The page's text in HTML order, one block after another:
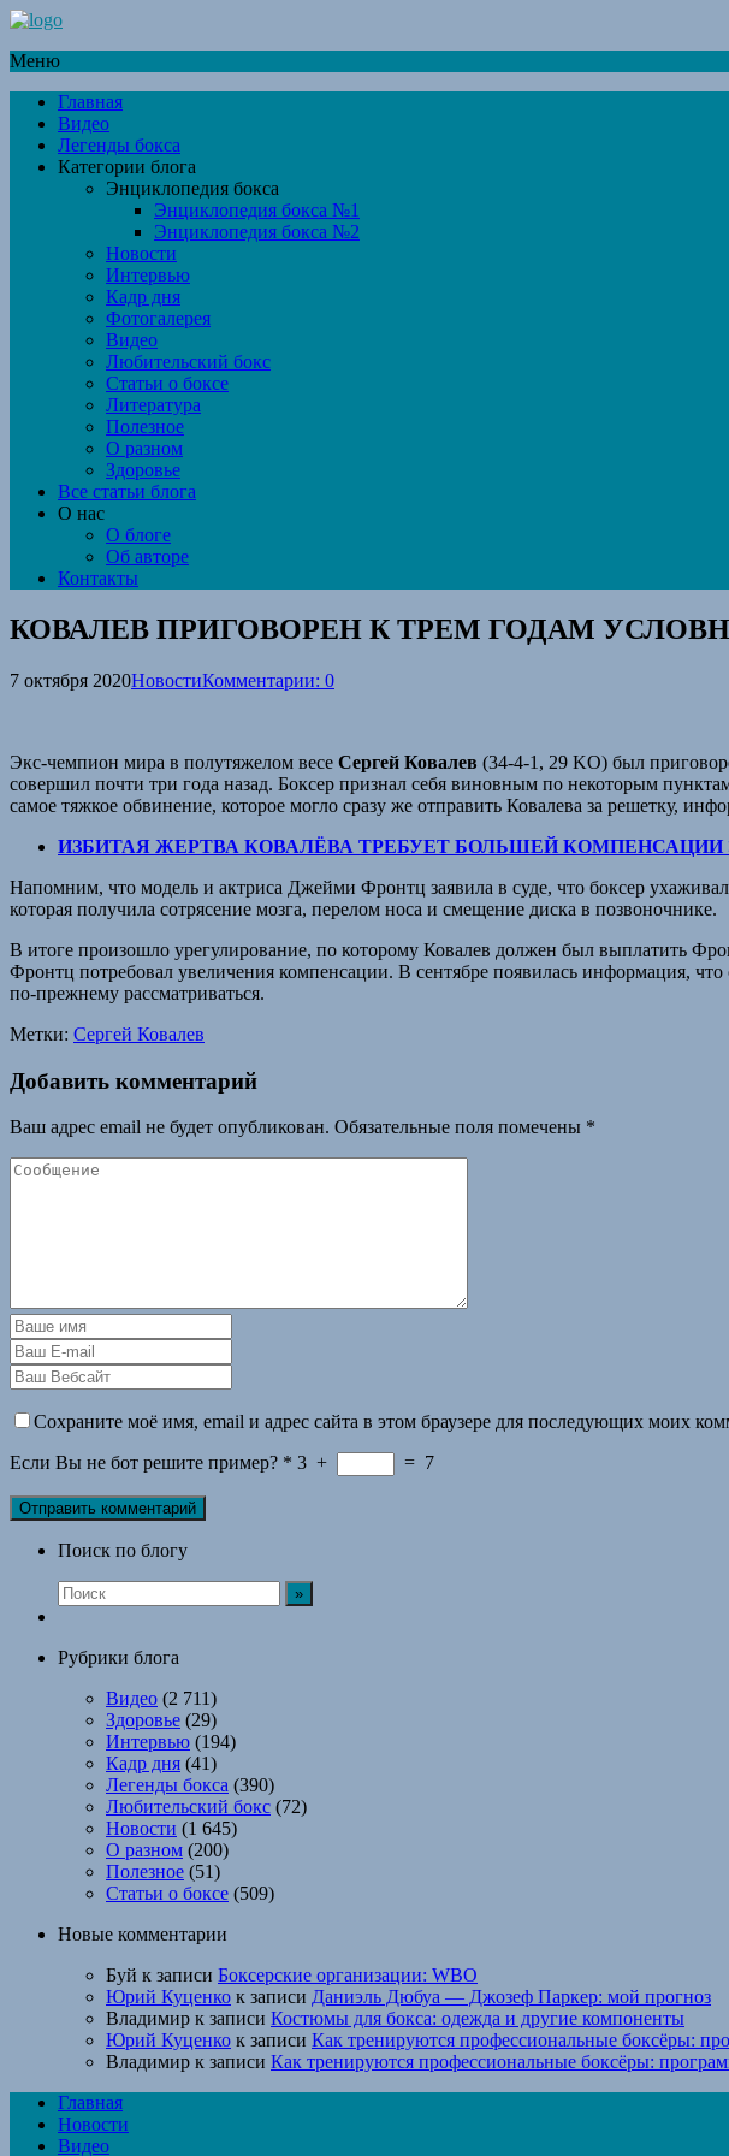
Меню
Главная
Видео
Легенды бокса
Категории блога
Энциклопедия бокса
Энциклопедия бокса №1
Энциклопедия бокса №2
Новости
Интервью
Кадр дня
Фотогалерея
Видео
Любительский бокс
Статьи о боксе
Литература
Полезное
О разном
Здоровье
Все статьи блога
О нас
О блоге
Об авторе
Контакты
КОВАЛЕВ ПРИГОВОРЕН К ТРЕМ ГОДАМ
7 октября 2020НовостиКомментарии: 0
Экс-чемпион мира в полутяжелом весе Сергей Ковалев (34-4-1, 29 KO) был
совершил почти три года назад. Боксер признал себя виновным по некоторым
самое тяжкое обвинение, которое могло сразу же отправить Ковалева за решетку,
ИЗБИТАЯ ЖЕРТВА КОВАЛЁВА ТРЕБУЕТ БОЛЬШЕЙ КОМПЕНСАЦИИ
Напомним, что модель и актриса Джейми Фронтц заявила в суде, что боксер
которая получила сотрясение мозга, перелом носа и смещение диска в позвоночнике.
В итоге произошло урегулирование, по которому Ковалев должен был выплатить
Фронтц потребовал увеличения компенсации. В сентябре появилась информация,
по-прежнему рассматриваться.
Метки: Сергей Ковалев
Добавить комментарий
Ваш адрес email не будет опубликован. Обязательные поля помечены *
Сохраните моё имя, email и адрес сайта в этом браузере для последующих моих
Если Вы не бот решите пример? * 3 + = 7
Поиск по блогу
Рубрики блога
Видео (2 711)
Здоровье (29)
Интервью (194)
Кадр дня (41)
Легенды бокса (390)
Любительский бокс (72)
Новости (1 645)
О разном (200)
Полезное (51)
Статьи о боксе (509)
Новые комментарии
Буй к записи Боксерские организации: WBO
Юрий Куценко к записи Даниэль Дюбуа — Джозеф Паркер: мой прогноз
Владимир к записи Костюмы для бокса: одежда и другие компоненты
Юрий Куценко к записи Как тренируются профессиональные боксёры:
Владимир к записи Как тренируются профессиональные боксёры:
Главная
Новости
Видео